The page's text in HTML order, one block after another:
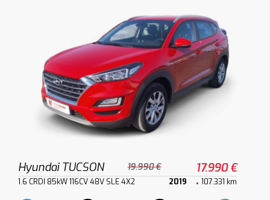
Hyundai TUCSON 19.990 € 17.990 €
1.6 CRDI 85kW 116CV 48V SLE 4X2 2019 107.331 km